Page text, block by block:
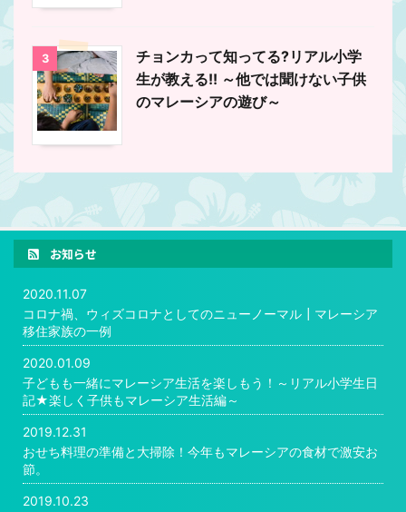
3
チョンカって知ってる?リアル小学
生が教える!! ～他では聞けない子供
のマレーシアの遊び～
お知らせ
2020.11.07
コロナ禍、ウィズコロナとしてのニューノーマル┃マレーシア
移住家族の一例
2020.01.09
子どもも一緒にマレーシア生活を楽しもう！～リアル小学生日
記★楽しく子供もマレーシア生活編～
2019.12.31
おせち料理の準備と大掃除！今年もマレーシアの食材で激安お
節。
2019.10.23